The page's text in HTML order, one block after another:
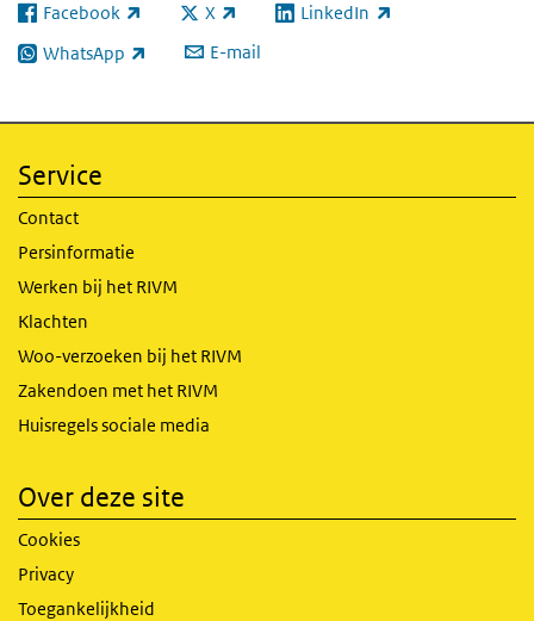
Facebook
(externe link) X
(externe link) LinkedIn
(externe link)
WhatsApp
(externe link) E-mail
Service
Contact
Persinformatie
Werken bij het RIVM
Klachten
Woo-verzoeken bij het RIVM
Zakendoen met het RIVM
Huisregels sociale media
Over deze site
Cookies
Privacy
Toegankelijkheid